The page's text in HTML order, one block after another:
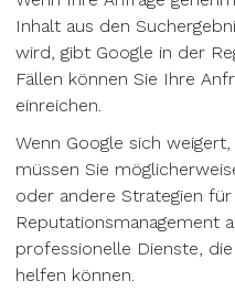
Inhalt aus den
wird, gibt Google in der
Fällen können Sie Ihre
einreichen.
Wenn Google sich
müssen Sie
oder andere Strategien
Reputationsmanagement
professionelle Dienste,
helfen können.